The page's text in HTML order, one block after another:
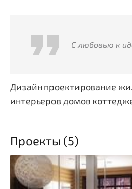
С любовью к
Дизайн проектирование
интерьеров домов
Проекты (5)